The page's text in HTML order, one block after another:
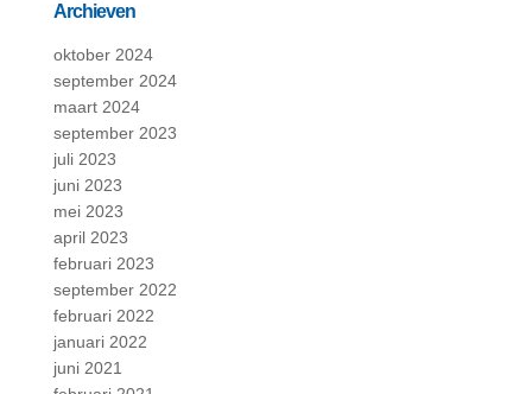
Archieven
oktober 2024
september 2024
maart 2024
september 2023
juli 2023
juni 2023
mei 2023
april 2023
februari 2023
september 2022
februari 2022
januari 2022
juni 2021